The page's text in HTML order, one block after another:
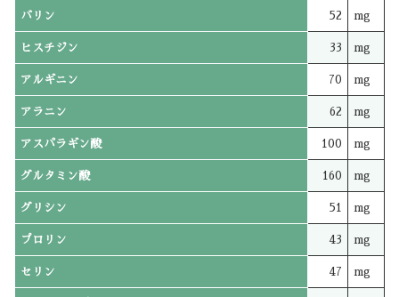
バリン 52 mg
ヒスチジン 33 mg
アルギニン 70 mg
アラニン 62 mg
アスパラギン酸 100 mg
グルタミン酸 160 mg
グリシン 51 mg
プロリン 43 mg
セリン 47 mg